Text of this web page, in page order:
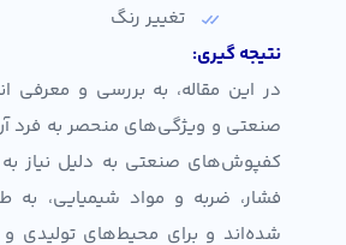
تغییر رنگ
نتیجه گیری:
در این مقاله، به بررسی و معرفی
صنعتی و ویژگی‌های منحصر به فرد
کفپوش‌های صنعتی به دلیل نیاز به
فشار، ضربه و مواد شیمیایی، به
شده‌اند و برای محیط‌های تولیدی